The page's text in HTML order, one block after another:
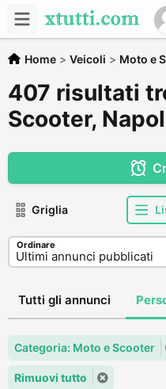
Home > Veicoli > Moto e
407 risultati
Scooter,
Griglia
Ordinare
Tutti gli annunci
Categoria: Moto e Scooter
Rimuovi tutto